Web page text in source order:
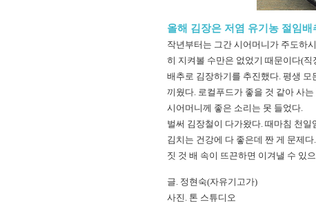
올해 김장은 저염 유기농 절임배
작년부터는 그간 시어머니가 주도하
히 지켜볼 수만은 없었기 때문이다(
배추로 김장하기를 추진했다. 평생
끼웠다. 로컬푸드가 좋을 것 같아 사
시어머니께 좋은 소리는 못 들었다.
벌써 김장철이 다가왔다. 때마침 천
김치는 건강에 다 좋은데 짠 게 문제
짓 것 배 속이 뜨끈하면 이겨낼 수 있
글. 정현숙(자유기고가)
사진. 톤 스튜디오